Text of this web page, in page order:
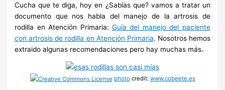
Cucha que te diga, hoy en ¿Sabías que? vamos a tratar un
documento que nos habla del manejo de la artrosis de
rodilla en Atención Primaria: Guía del manejo del paciente
con artrosis de rodilla en Atención Primaria. Nosotros hemos
extraido algunas recomendaciones pero hay muchas más.
photocredit: www.cobeete.es